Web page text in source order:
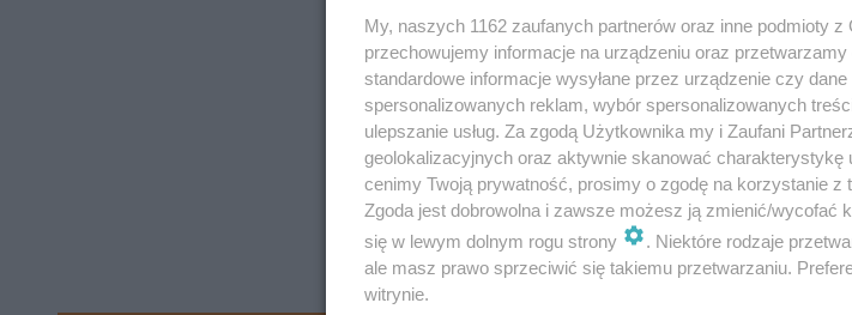
My, naszych 1162 zaufanych partnerów oraz inne podmioty
przechowujemy informacje na urządzeniu oraz
standardowe informacje wysyłane przez urządzenie czy
spersonalizowanych reklam, wybór spersonalizowanych
ulepszanie usług. Za zgodą Użytkownika my i Zaufani
geolokalizacyjnych oraz aktywnie skanować charakterystykę
cenimy Twoją prywatność, prosimy o zgodę na korzystanie z
Zgoda jest dobrowolna i zawsze możesz ją zmienić/wycofać
się w lewym dolnym rogu strony
. Niektóre rodzaje
ale masz prawo sprzeciwić się takiemu przetwarzaniu.
witrynie.